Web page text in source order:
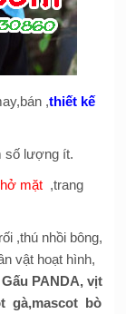
,thiết kế
số lượng ít.
mặt ,trang
,thú nhồi bông,
vật hoạt hình,
PANDA, vịt
gà,mascot bò